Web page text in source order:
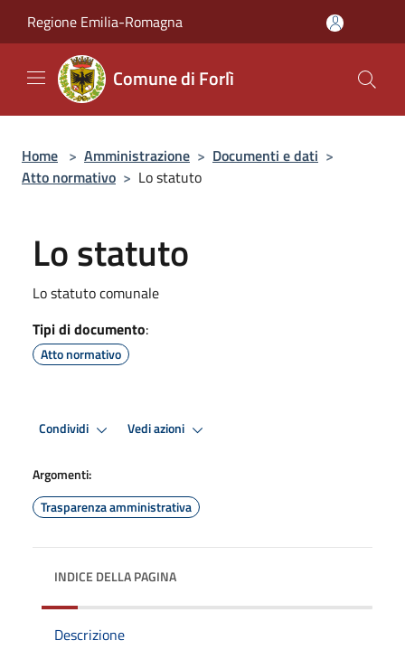
Regione Emilia-Romagna
Comune di Forlì
Home > Amministrazione > Documenti e dati >
Atto normativo > Lo statuto
Lo statuto
Lo statuto comunale
Tipi di documento:
Atto normativo
Condividi Vedi azioni
Argomenti:
Trasparenza amministrativa
INDICE DELLA PAGINA
Descrizione